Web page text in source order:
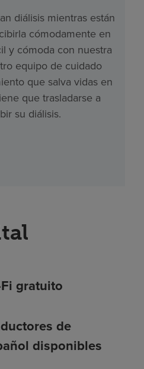
diálisis mientras están
cómodamente en
y cómoda con nuestra
equipo de cuidado
que salva vidas en
que trasladarse a
su diálisis.
gratuito
de
disponibles